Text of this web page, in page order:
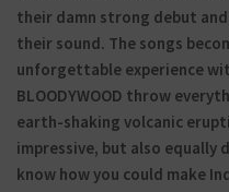
their damn strong debut
their sound. The songs
unforgettable experience
BLOODYWOOD throw
earth-shaking volcanic
impressive, but also equally
know how you could make